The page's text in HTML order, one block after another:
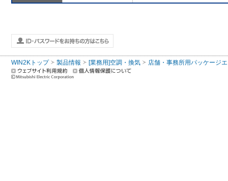
WIN2Kトップ 製品情報 [業務用]空調・換気 店舗・事務所用パッケージ